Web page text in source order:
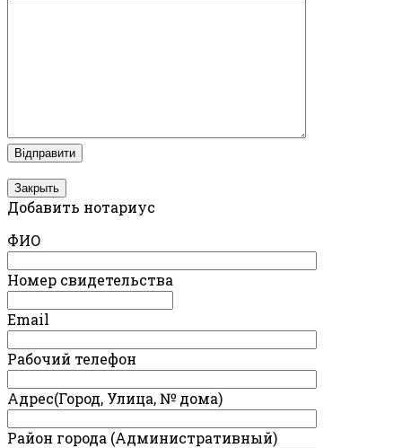
Закрыть
Добавить нотариус
ФИО
Номер свидетельства
Email
Рабочий телефон
Адрес(Город, Улица, № дома)
Район города (Административный)